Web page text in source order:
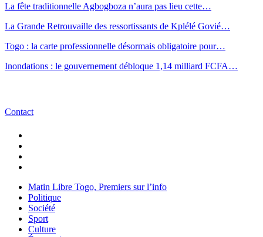
La fête traditionnelle Agbogboza n’aura pas lieu cette…
La Grande Retrouvaille des ressortissants de Kplélé Govié…
Togo : la carte professionnelle désormais obligatoire pour…
Inondations : le gouvernement débloque 1,14 milliard FCFA…
Contact
Matin Libre Togo, Premiers sur l’info
Politique
Société
Sport
Culture